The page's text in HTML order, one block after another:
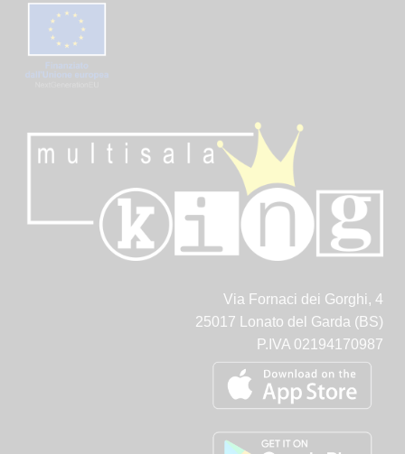
Via Fornaci dei Gorghi, 4
25017 Lonato del Garda (BS)
P.IVA 02194170987